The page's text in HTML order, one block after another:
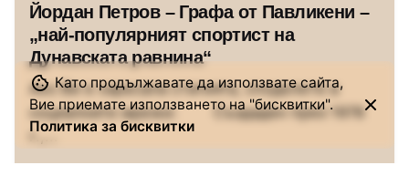
Йордан Петров – Графа от Павликени –
„най-популярният спортист на
Дунавската равнина“
Ако Ви е харесала статията, споделете в
социалните мрежи: Създаден през 1978
г.,...
Като продължавате да използвате сайта,
Вие приемате използването на "бисквитки".
Политика за бисквитки